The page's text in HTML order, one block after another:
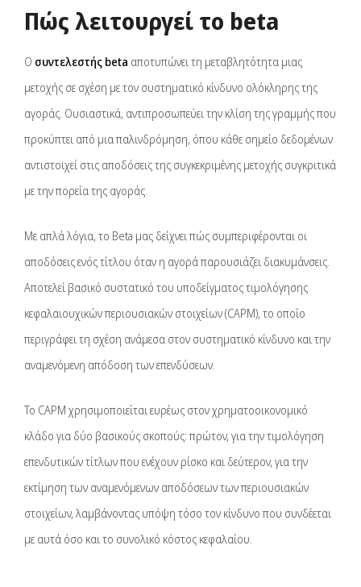
Πώς λειτουργεί το beta
Ο συντελεστής beta αποτυπώνει τη μεταβλητότητα μιας
μετοχής σε σχέση με τον συστηματικό κίνδυνο ολόκληρης της
αγοράς. Ουσιαστικά, αντιπροσωπεύει την κλίση της γραμμής που
προκύπτει από μια παλινδρόμηση, όπου κάθε σημείο δεδομένων
αντιστοιχεί στις αποδόσεις της συγκεκριμένης μετοχής συγκριτικά
με την πορεία της αγοράς.
Με απλά λόγια, το Beta μας δείχνει πώς συμπεριφέρονται οι
αποδόσεις ενός τίτλου όταν η αγορά παρουσιάζει διακυμάνσεις.
Αποτελεί βασικό συστατικό του υποδείγματος τιμολόγησης
κεφαλαιουχικών περιουσιακών στοιχείων (CAPM), το οποίο
περιγράφει τη σχέση ανάμεσα στον συστηματικό κίνδυνο και την
αναμενόμενη απόδοση των επενδύσεων.
Το CAPM χρησιμοποιείται ευρέως στον χρηματοοικονομικό
κλάδο για δύο βασικούς σκοπούς: πρώτον, για την τιμολόγηση
επενδυτικών τίτλων που ενέχουν ρίσκο και δεύτερον, για την
εκτίμηση των αναμενόμενων αποδόσεων των περιουσιακών
στοιχείων, λαμβάνοντας υπόψη τόσο τον κίνδυνο που συνδέεται
με αυτά όσο και το συνολικό κόστος κεφαλαίου.